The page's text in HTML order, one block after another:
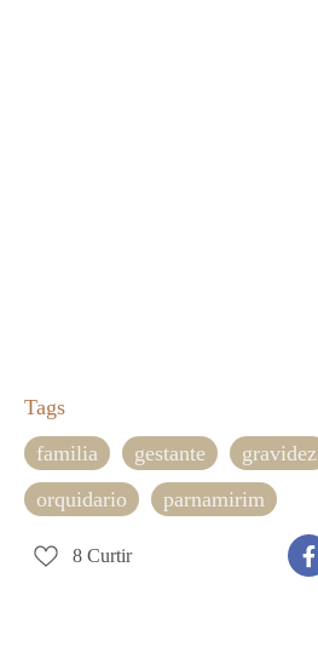
Tags
familia
gestante gravidez
orquidario
parnamirim
8 Curtir